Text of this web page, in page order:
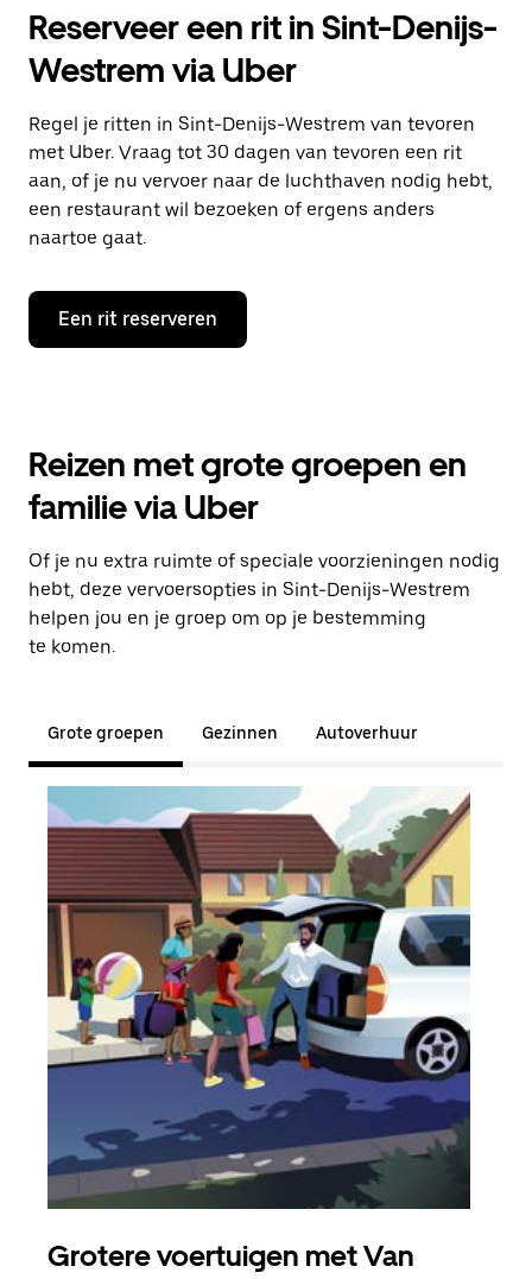
Reserveer een rit in Sint-Denijs-
Westrem via Uber
Regel je ritten in Sint-Denijs-Westrem van tevoren
met Uber. Vraag tot 30 dagen van tevoren een rit
aan, of je nu vervoer naar de luchthaven nodig hebt,
een restaurant wil bezoeken of ergens anders
naartoe gaat.
Een rit reserveren
Reizen met grote groepen en
familie via Uber
Of je nu extra ruimte of speciale voorzieningen nodig
hebt, deze vervoersopties in Sint-Denijs-Westrem
helpen jou en je groep om op je bestemming
te komen.
Grote groepen Gezinnen Autoverhuur
Grotere voertuigen met Van